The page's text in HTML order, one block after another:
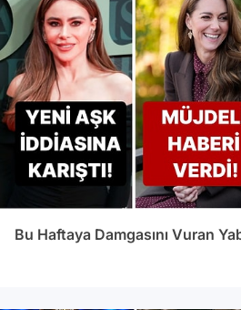
Bu Haftaya Damgasını Vuran